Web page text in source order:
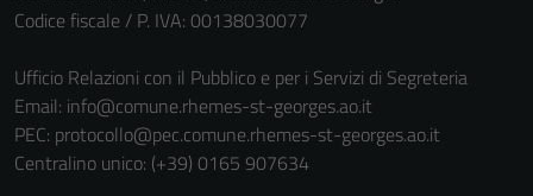
Codice fiscale / P. IVA: 00138030077
Ufficio Relazioni con il Pubblico e per i Servizi di Segreteria
Email: info@comune.rhemes-st-georges.ao.it
PEC: protocollo@pec.comune.rhemes-st-georges.ao.it
Centralino unico: (+39) 0165 907634